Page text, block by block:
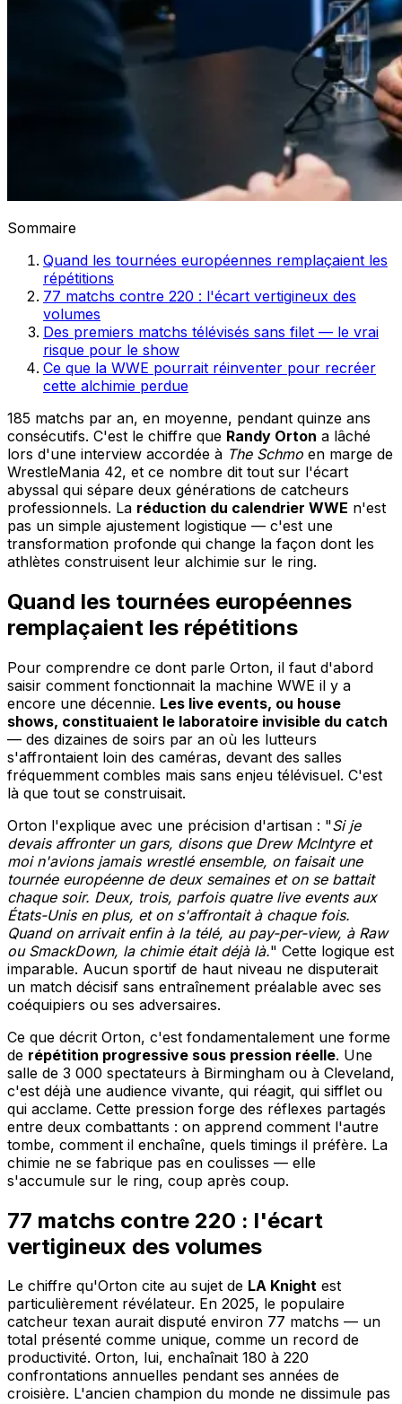
Sommaire
Quand les tournées européennes remplaçaient les
répétitions
77 matchs contre 220 : l'écart vertigineux des
volumes
Des premiers matchs télévisés sans filet — le vrai
risque pour le show
Ce que la WWE pourrait réinventer pour recréer
cette alchimie perdue
185 matchs par an, en moyenne, pendant quinze ans
consécutifs. C'est le chiffre que Randy Orton a lâché
lors d'une interview accordée à The Schmo en marge de
WrestleMania 42, et ce nombre dit tout sur l'écart
abyssal qui sépare deux générations de catcheurs
professionnels. La réduction du calendrier WWE n'est
pas un simple ajustement logistique — c'est une
transformation profonde qui change la façon dont les
athlètes construisent leur alchimie sur le ring.
Quand les tournées européennes
remplaçaient les répétitions
Pour comprendre ce dont parle Orton, il faut d'abord
saisir comment fonctionnait la machine WWE il y a
encore une décennie. Les live events, ou house
shows, constituaient le laboratoire invisible du catch
— des dizaines de soirs par an où les lutteurs
s'affrontaient loin des caméras, devant des salles
fréquemment combles mais sans enjeu télévisuel. C'est
là que tout se construisait.
Orton l'explique avec une précision d'artisan : "Si je
devais affronter un gars, disons que Drew McIntyre et
moi n'avions jamais wrestlé ensemble, on faisait une
tournée européenne de deux semaines et on se battait
chaque soir. Deux, trois, parfois quatre live events aux
États-Unis en plus, et on s'affrontait à chaque fois.
Quand on arrivait enfin à la télé, au pay-per-view, à Raw
ou SmackDown, la chimie était déjà là." Cette logique est
imparable. Aucun sportif de haut niveau ne disputerait
un match décisif sans entraînement préalable avec ses
coéquipiers ou ses adversaires.
Ce que décrit Orton, c'est fondamentalement une forme
de répétition progressive sous pression réelle. Une
salle de 3 000 spectateurs à Birmingham ou à Cleveland,
c'est déjà une audience vivante, qui réagit, qui sifflet ou
qui acclame. Cette pression forge des réflexes partagés
entre deux combattants : on apprend comment l'autre
tombe, comment il enchaîne, quels timings il préfère. La
chimie ne se fabrique pas en coulisses — elle
s'accumule sur le ring, coup après coup.
77 matchs contre 220 : l'écart
vertigineux des volumes
Le chiffre qu'Orton cite au sujet de LA Knight est
particulièrement révélateur. En 2025, le populaire
catcheur texan aurait disputé environ 77 matchs — un
total présenté comme unique, comme un record de
productivité. Orton, lui, enchaînait 180 à 220
confrontations annuelles pendant ses années de
croisière. L'ancien champion du monde ne dissimule pas